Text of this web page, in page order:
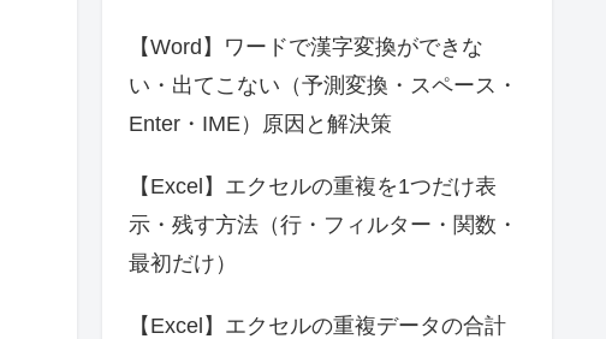
【Word】ワードで漢字変換ができな
い・出てこない（予測変換・スペース・
Enter・IME）原因と解決策
【Excel】エクセルの重複を1つだけ表
示・残す方法（行・フィルター・関数・
最初だけ）
【Excel】エクセルの重複データの合計